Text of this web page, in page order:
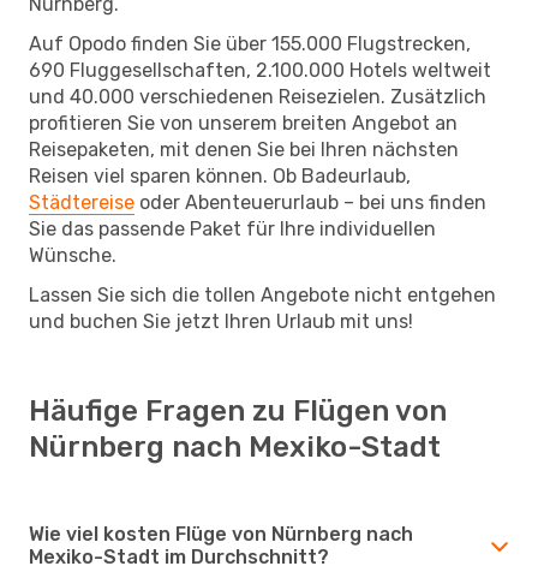
Auf Opodo finden Sie über 155.000 Flugstrecken,
690 Fluggesellschaften, 2.100.000 Hotels weltweit
und 40.000 verschiedenen Reisezielen. Zusätzlich
profitieren Sie von unserem breiten Angebot an
Reisepaketen, mit denen Sie bei Ihren nächsten
Reisen viel sparen können. Ob Badeurlaub,
Städtereise oder Abenteuerurlaub – bei uns finden
Sie das passende Paket für Ihre individuellen
Wünsche.
Lassen Sie sich die tollen Angebote nicht entgehen
und buchen Sie jetzt Ihren Urlaub mit uns!
Häufige Fragen zu Flügen von
Nürnberg nach Mexiko-Stadt
Wie viel kosten Flüge von Nürnberg nach
Mexiko-Stadt im Durchschnitt?